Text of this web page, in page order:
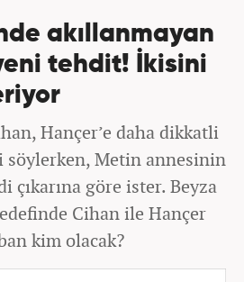
akıllanmayan
tehdit! İkisini
Hançer’e daha dikkatli
söylerken, Metin annesinin
çıkarına göre ister. Beyza
Cihan ile Hançer
kim olacak?